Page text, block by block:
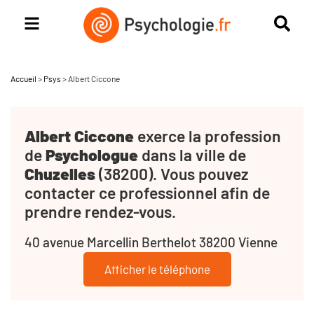
Accueil > Psys > Albert Ciccone
Albert Ciccone exerce la profession
dePsychologue dans la ville de
Chuzelles(38200). Vous pouvez
contacter ce professionnel afin de
prendre rendez-vous.
40 avenue Marcellin Berthelot 38200 Vienne
Afficher le téléphone